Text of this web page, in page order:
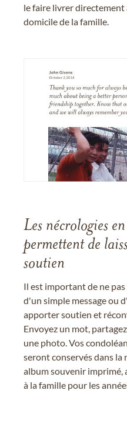
le faire livrer directement
domicile de la famille.
Les nécrologies
permettent de
soutien
Il est important de ne
d'un simple message ou
apporter soutien et
Envoyez un mot,
une photo. Vos
seront conservés dans la
album souvenir
à la famille pour les